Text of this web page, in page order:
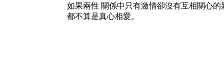
如果兩性 關係中只有激情卻沒有互相關心
都不算是真心相愛。